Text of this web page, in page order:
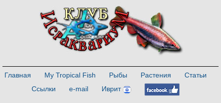
Главная My Tropical Fish Рыбы Растения
Статьи
Ссылки
e-mail Иврит